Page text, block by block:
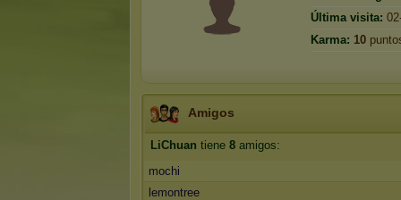
Última visita:
Karma: 10
Amigos
LiChuan tiene 8 amigos:
mochi
lemontree